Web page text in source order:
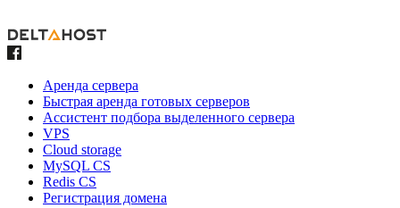
Аренда сервера
Быстрая аренда готовых серверов
Ассистент подбора выделенного сервера
VPS
Cloud storage
MySQL CS
Redis CS
Регистрация домена